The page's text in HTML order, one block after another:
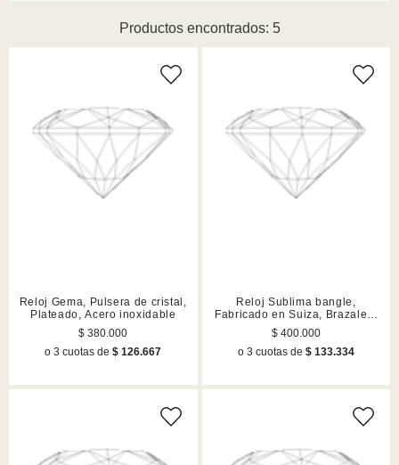
Productos encontrados: 5
Reloj Gema, Pulsera de cristal,
Plateado, Acero inoxidable
$ 380.000
o 3 cuotas de$ 126.667
Reloj Sublima bangle,
Fabricado en Suiza, Brazalete
de metal, Plateado, Acero
inoxidable
$ 400.000
o 3 cuotas de $ 133.334